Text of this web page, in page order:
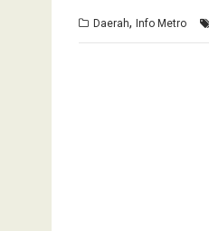
Daerah, Info Metro